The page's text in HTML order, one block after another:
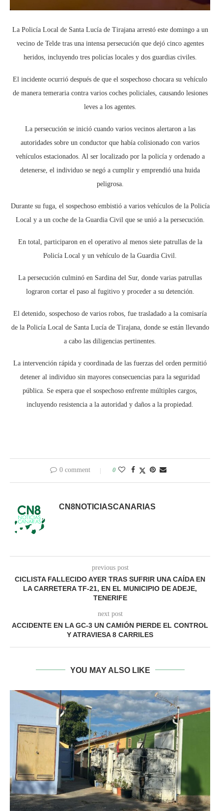
La Policía Local de Santa Lucía de Tirajana arrestó este domingo a un
vecino de Telde tras una intensa persecución que dejó cinco agentes
heridos, incluyendo tres policías locales y dos guardias civiles.
El incidente ocurrió después de que el sospechoso chocara su vehículo
de manera temeraria contra varios coches policiales, causando lesiones
leves a los agentes.
La persecución se inició cuando varios vecinos alertaron a las
autoridades sobre un conductor que había colisionado con varios
vehículos estacionados. Al ser localizado por la policía y ordenado a
detenerse, el individuo se negó a cumplir y emprendió una huida
peligrosa.
Durante su fuga, el sospechoso embistió a varios vehículos de la Policía
Local y a un coche de la Guardia Civil que se unió a la persecución.
En total, participaron en el operativo al menos siete patrullas de la
Policía Local y un vehículo de la Guardia Civil.
La persecución culminó en Sardina del Sur, donde varias patrullas
lograron cortar el paso al fugitivo y proceder a su detención.
El detenido, sospechoso de varios robos, fue trasladado a la comisaría
de la Policía Local de Santa Lucía de Tirajana, donde se están llevando
a cabo las diligencias pertinentes.
La intervención rápida y coordinada de las fuerzas del orden permitió
detener al individuo sin mayores consecuencias para la seguridad
pública. Se espera que el sospechoso enfrente múltiples cargos,
incluyendo resistencia a la autoridad y daños a la propiedad.
0 comment 0
CN8NOTICIASCANARIAS
previous post
CICLISTA FALLECIDO AYER TRAS SUFRIR UNA CAÍDA EN
LA CARRETERA TF-21, EN EL MUNICIPIO DE ADEJE,
TENERIFE
next post
ACCIDENTE EN LA GC-3 UN CAMIÓN PIERDE EL CONTROL
Y ATRAVIESA 8 CARRILES
YOU MAY ALSO LIKE